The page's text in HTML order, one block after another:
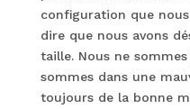
configuration que nous
dire que nous avons
taille. Nous ne
sommes dans une
toujours de la bonne